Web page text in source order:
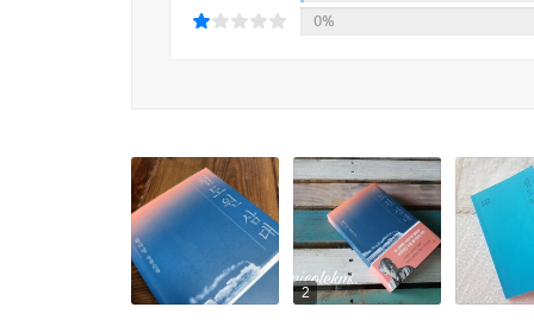
먼지에 지나지 않을지도 모”르며, “세상은 느리
이것은 유년기의 추억이 깃든 내 고향의 이야
채워넣으면서 한국 노동자들에게 헌정하려 한다.(
0%
2